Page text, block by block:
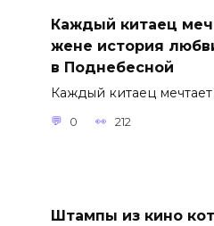
Каждый китаец
жене история
в Поднебесной
Каждый китаец
0 212
Штампы из кино